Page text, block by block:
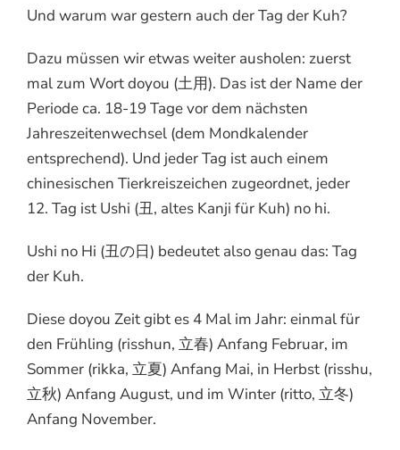
Und warum war gestern auch der Tag der Kuh?
Dazu müssen wir etwas weiter ausholen: zuerst
mal zum Wort doyou (土用). Das ist der Name der
Periode ca. 18-19 Tage vor dem nächsten
Jahreszeitenwechsel (dem Mondkalender
entsprechend). Und jeder Tag ist auch einem
chinesischen Tierkreiszeichen zugeordnet, jeder
12. Tag ist Ushi (丑, altes Kanji für Kuh) no hi.
Ushi no Hi (丑の日) bedeutet also genau das: Tag
der Kuh.
Diese doyou Zeit gibt es 4 Mal im Jahr: einmal für
den Frühling (risshun, 立春) Anfang Februar, im
Sommer (rikka, 立夏) Anfang Mai, in Herbst (risshu,
立秋) Anfang August, und im Winter (ritto, 立冬)
Anfang November.